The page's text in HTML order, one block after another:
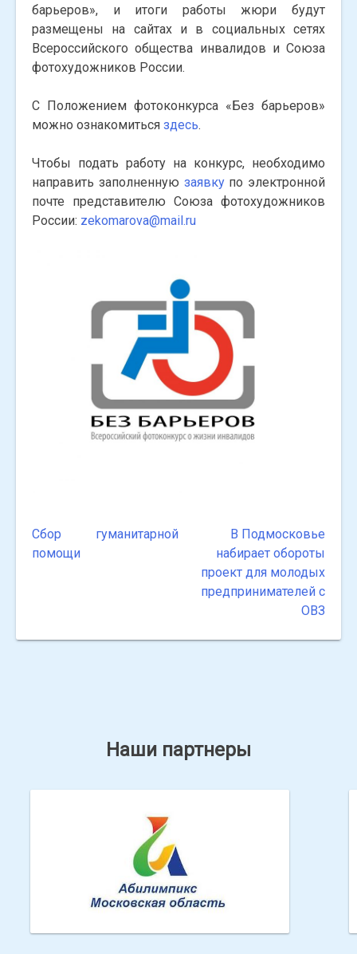
барьеров», и итоги работы жюри будут
размещены на сайтах и в социальных сетях
Всероссийского общества инвалидов и Союза
фотохудожников России.
С Положением фотоконкурса «Без барьеров»
можно ознакомиться здесь.
Чтобы подать работу на конкурс, необходимо
направить заполненную заявкупо электронной
почте представителю Союза фотохудожников
России: zekomarova@mail.ru
Навигация
Сбор гуманитарной
помощи
В Подмосковье
набирает обороты
проект для молодых
предпринимателей с
ОВЗ
Наши партнеры